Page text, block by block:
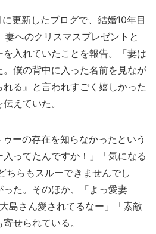
更新したブログで、結婚10年目
妻へのクリスマスプレゼントと
入れていたことを報告。「妻は
僕の背中に入った名前を見なが
る』と言われすごく嬉しかった
えていた。
ーの存在を知らなかったという
ってたんですか！」「気になる
ちらもスルーできませんでし
た。そのほか、「よっ愛妻
島さん愛されてるなー」「素敵
せられている。